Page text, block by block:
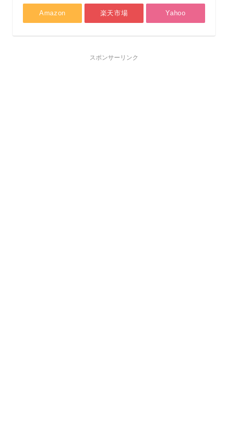
Amazon 楽天市場 Yahoo
スポンサーリンク